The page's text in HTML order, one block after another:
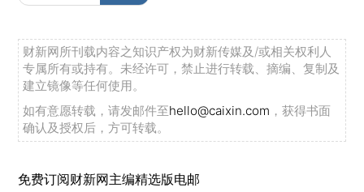
财新网所刊载内容之知识产权为财新传媒及/或相关权利人
专属所有或持有。未经许可，禁止进行转载、摘编、复制及
建立镜像等任何使用。
如有意愿转载，请发邮件至hello@caixin.com ，获得书面
确认及授权后，方可转载。
免费订阅财新网主编精选版电邮